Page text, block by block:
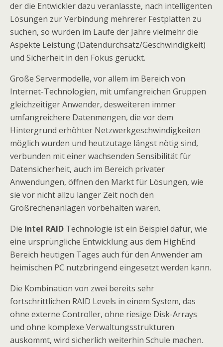
der die Entwickler dazu veranlasste, nach intelligenten
Lösungen zur Verbindung mehrerer Festplatten zu
suchen, so wurden im Laufe der Jahre vielmehr die
Aspekte Leistung (Datendurchsatz/Geschwindigkeit)
und Sicherheit in den Fokus gerückt.
Große Servermodelle, vor allem im Bereich von
Internet-Technologien, mit umfangreichen Gruppen
gleichzeitiger Anwender, desweiteren immer
umfangreichere Datenmengen, die vor dem
Hintergrund erhöhter Netzwerkgeschwindigkeiten
möglich wurden und heutzutage längst nötig sind,
verbunden mit einer wachsenden Sensibilität für
Datensicherheit, auch im Bereich privater
Anwendungen, öffnen den Markt für Lösungen, wie
sie vor nicht allzu langer Zeit noch den
Großrechenanlagen vorbehalten waren.
Die Intel RAID Technologie ist ein Beispiel dafür, wie
eine ursprüngliche Entwicklung aus dem HighEnd
Bereich heutigen Tages auch für den Anwender am
heimischen PC nutzbringend eingesetzt werden kann.
Die Kombination von zwei bereits sehr
fortschrittlichen RAID Levels in einem System, das
ohne externe Controller, ohne riesige Disk-Arrays
und ohne komplexe Verwaltungsstrukturen
auskommt, wird sicherlich weiterhin Schule machen.